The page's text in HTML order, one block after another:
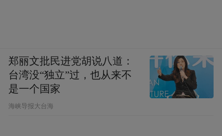
郑丽文批民进党胡说八道：
台湾没“独立”过，也从来不
是一个国家
​海峡导报大台海